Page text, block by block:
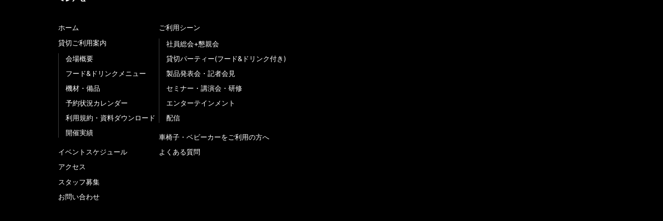
ホーム
貸切ご利用案内
会場概要
フード&ドリンクメニュー
機材・備品
予約状況カレンダー
利用規約・資料ダウンロード
開催実績
イベントスケジュール
アクセス
スタッフ募集
お問い合わせ
ご利用シーン
社員総会+懇親会
貸切パーティー(フード&ドリンク付き)
製品発表会・記者会見
セミナー・講演会・研修
エンターテインメント
配信
車椅子・ベビーカーをご利用の方へ
よくある質問